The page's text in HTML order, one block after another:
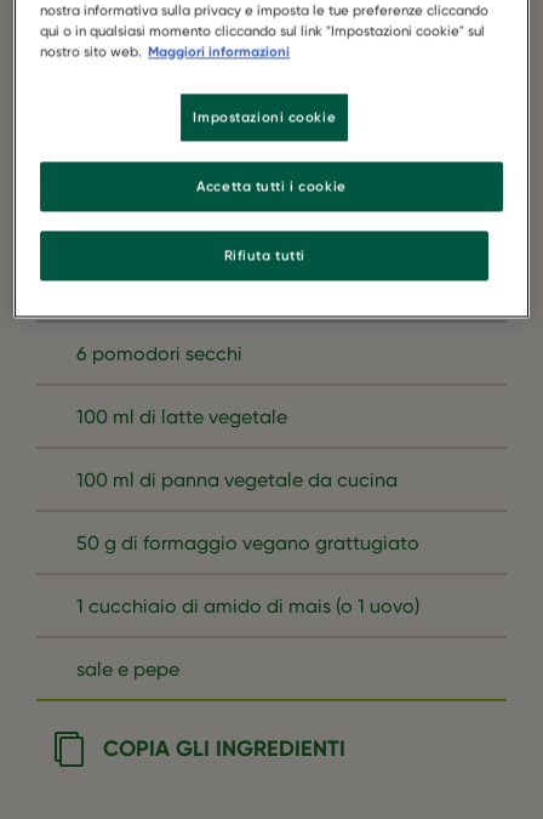
Filetti Vegetali Nature
1 rotolo di pasta sfoglia rettangolare
100 g di broccoli
6 pomodori secchi
100 ml di latte vegetale
100 ml di panna vegetale da cucina
50 g di formaggio vegano grattugiato
1 cucchiaio di amido di mais (o 1 uovo)
sale e pepe
COPIA GLI INGREDIENTI
nostra informativa sulla privacy e imposta le tue preferenze cliccando
qui o in qualsiasi momento cliccando sul link "Impostazioni cookie" sul
nostro sito web. Maggiori informazioni
Impostazioni cookie
Rifiuta tutti
Accetta tutti i cookie